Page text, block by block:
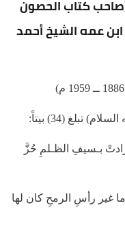
كتاب الحصون
عمه الشيخ أحمد
تبلغ (34) بيتاً:
بـسيفِ الظـلمِ حُزَّ
غير رأسِ الرمحِ كان لها